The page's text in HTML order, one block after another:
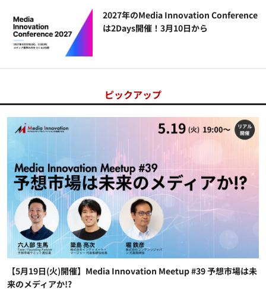
2027年のMedia Innovation Conference
は2Days開催！3月10日から
ピックアップ
【5月19日(火)開催】Media Innovation Meetup #39 予想市場は未
来のメディアか!?